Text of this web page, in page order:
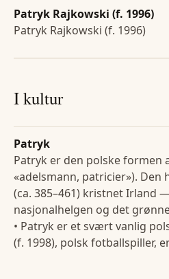
Patryk Rajkowski (f. 1996)
Patryk Rajkowski (f. 1996)
I kultur
Patryk
Patryk er den polske formen
«adelsmann, patricier»). Den
(ca. 385–461) kristnet Irland
nasjonalhelgen og det
• Patryk er et svært vanlig
(f. 1998), polsk fotballspiller,